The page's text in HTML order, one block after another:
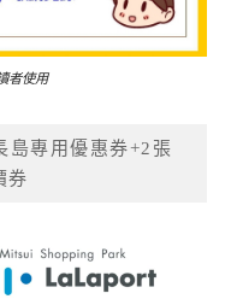
者使用
島專用優惠券+2張
券